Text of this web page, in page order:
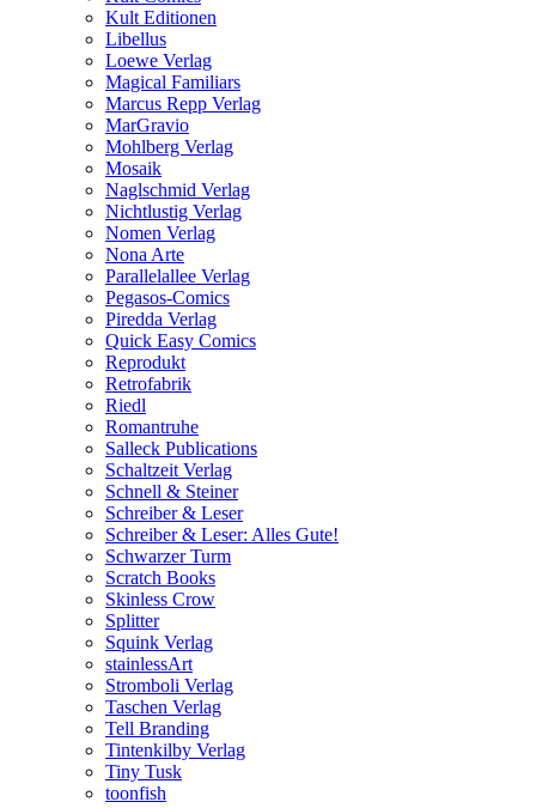
Kult Editionen
Libellus
Loewe Verlag
Magical Familiars
Marcus Repp Verlag
MarGravio
Mohlberg Verlag
Mosaik
Naglschmid Verlag
Nichtlustig Verlag
Nomen Verlag
Nona Arte
Parallelallee Verlag
Pegasos-Comics
Piredda Verlag
Quick Easy Comics
Reprodukt
Retrofabrik
Riedl
Romantruhe
Salleck Publications
Schaltzeit Verlag
Schnell & Steiner
Schreiber & Leser
Schreiber & Leser: Alles Gute!
Schwarzer Turm
Scratch Books
Skinless Crow
Splitter
Squink Verlag
stainlessArt
Stromboli Verlag
Taschen Verlag
Tell Branding
Tintenkilby Verlag
Tiny Tusk
toonfish